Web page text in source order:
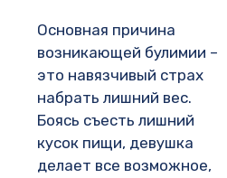
Основная причина
возникающей булимии –
это навязчивый страх
набрать лишний вес.
Боясь съесть лишний
кусок пищи, девушка
делает все возможное,